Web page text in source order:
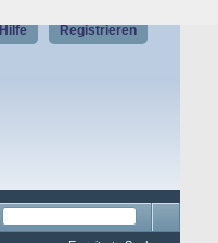
Registrieren
Hilfe